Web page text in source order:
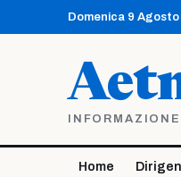
contenuto
Domenica 9 Agosto
Home